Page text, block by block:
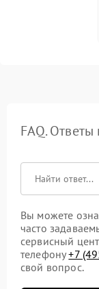
FAQ.
Вы можете
часто
сервисный
телефону+7
свой вопрос.